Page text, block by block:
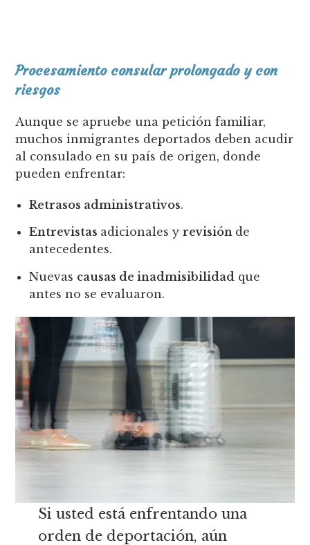
Procesamiento consular prolongado y con
riesgos
Aunque se apruebe una petición familiar,
muchos inmigrantes deportados deben acudir
al consulado en su país de origen, donde
pueden enfrentar:
Retrasos administrativos.
Entrevistas adicionales yrevisión de
antecedentes.
Nuevas causas de inadmisibilidad que
antes no se evaluaron.
Si usted está enfrentando una
orden de deportación, aún